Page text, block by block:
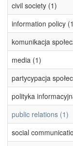
civil society (1)
information policy
komunikacja
media (1)
partycypacja
polityka
public relations (1)
social